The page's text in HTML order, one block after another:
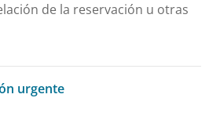
de la reservación u otras
urgente